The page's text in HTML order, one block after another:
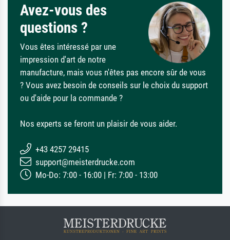
Avez-vous des
questions ?
Vous êtes intéressé par une
impression d'art de notre
manufacture, mais vous n'êtes pas encore sûr de vous
? Vous avez besoin de conseils sur le choix du support
ou d'aide pour la commande ?
Nos experts se feront un plaisir de vous aider.
+43 4257 29415
support@meisterdrucke.com
Mo-Do: 7:00 - 16:00 | Fr: 7:00 - 13:00